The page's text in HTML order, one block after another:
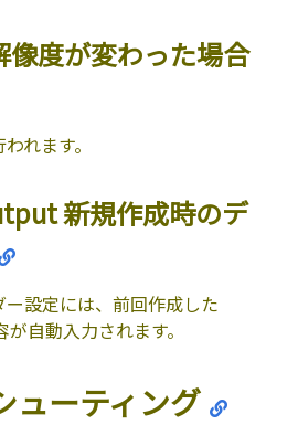
像度が変わった場合
れます。
新規作成時のデ
設定には、前回作成した
自動入力されます。
ューティング